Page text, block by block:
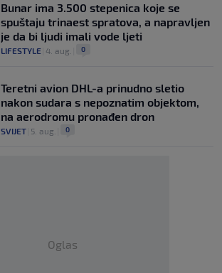
Bunar imа 3.500 stepenica koje se
spuštaju trinaest spratova, a napravljen
je da bi ljudi imali vode ljeti
LIFESTYLE 4. aug. 0
Teretni avion DHL-a prinudno sletio
nakon sudara s nepoznatim objektom,
na aerodromu pronađen dron
SVIJET 5. aug. 0
Oglas